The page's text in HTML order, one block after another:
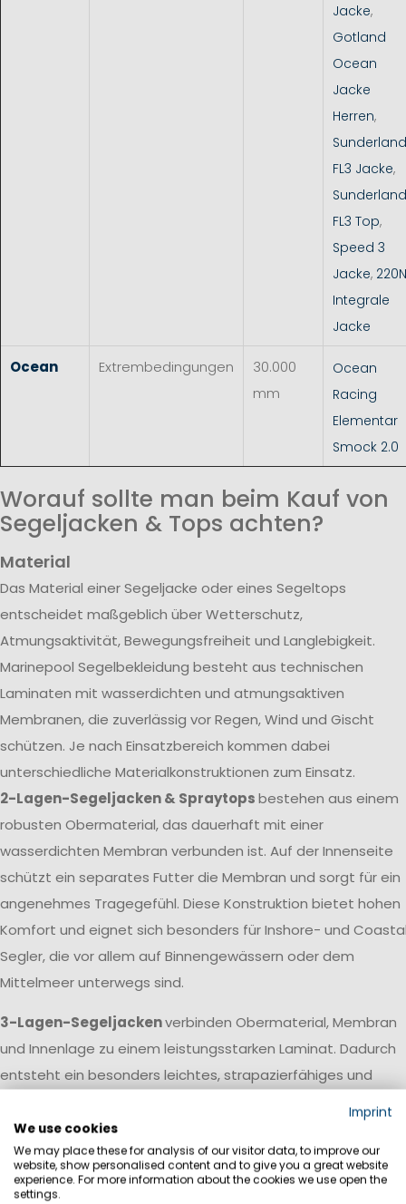
Jacke,
Gotland
Ocean
Jacke
Herren,
Sunderland
FL3 Jacke,
Sunderland
FL3 Top,
Speed 3
Jacke, 220N
Integrale
Jacke
Ocean Extrembedingungen
30.000
mm
Ocean
Racing
Elementar
Smock 2.0
Worauf sollte man beim Kauf von
Segeljacken & Tops achten?
Material
Das Material einer Segeljacke oder eines Segeltops
entscheidet maßgeblich über Wetterschutz,
Atmungsaktivität, Bewegungsfreiheit und Langlebigkeit.
Marinepool Segelbekleidung besteht aus technischen
Laminaten mit wasserdichten und atmungsaktiven
Membranen, die zuverlässig vor Regen, Wind und Gischt
schützen. Je nach Einsatzbereich kommen dabei
unterschiedliche Materialkonstruktionen zum Einsatz.
2-Lagen-Segeljacken & Spraytopsbestehen aus einem
robusten Obermaterial, das dauerhaft mit einer
wasserdichten Membran verbunden ist. Auf der Innenseite
schützt ein separates Futter die Membran und sorgt für ein
angenehmes Tragegefühl. Diese Konstruktion bietet hohen
Komfort und eignet sich besonders für Inshore- und
Segler, die vor allem auf Binnengewässern oder dem
Mittelmeer unterwegs sind.
3-Lagen-Segeljackenverbinden Obermaterial, Membran
und Innenlage zu einem leistungsstarken Laminat. Dadurch
entsteht ein besonders leichtes, strapazierfähiges und
schnell trocknet. Diese Konstruktion wird vor allem bei
Offshore-Segeljacken und professioneller Segelbekleidung
eingesetzt, die auch bei langen Hochseetörns und
Imprint
We use cookies
We may place these for analysis of our visitor data, to improve our
website, show personalised content and to give you a great website
experience. For more information about the cookies we use open the
settings.